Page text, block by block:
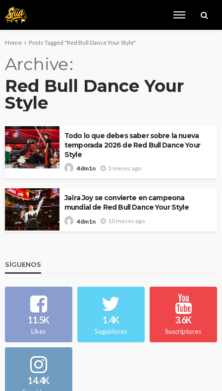
Home Posts Tagged "Red Bull Dance Your Style"
Archive
Red Bull Dance Your
Style
Todo lo que debes saber sobre la nueva
temporada 2026 de Red Bull Dance Your
Style
4dm1n 3 meses ago
Jaïra Joy se convierte en campeona
mundial de Red Bull Dance Your Style
4dm1n 10 meses ago
SÍGUENOS
11.5K
Likes
1.4K
Seguidores
3.6K
Suscriptores
14.4K